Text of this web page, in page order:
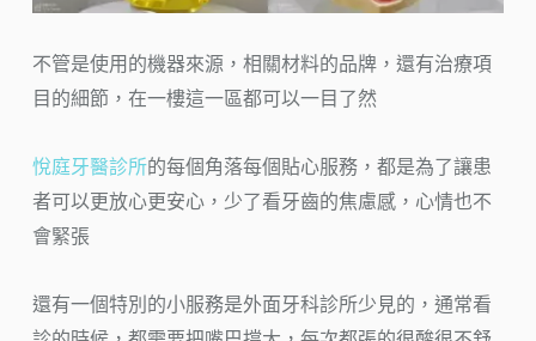
不管是使用的機器來源，相關材料的品牌，還有治療項
目的細節，在一樓這一區都可以一目了然
悅庭牙醫診所的每個角落每個貼心服務，都是為了讓患
者可以更放心更安心，少了看牙齒的焦慮感，心情也不
會緊張
還有一個特別的小服務是外面牙科診所少見的，通常看